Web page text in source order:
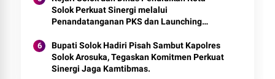
Solok Perkuat Sinergi melalui
Penandatanganan PKS dan Launching
Bupati Solok Hadiri Pisah Sambut Kapolres
Solok Arosuka, Tegaskan Komitmen Perkuat
Sinergi Jaga Kamtibmas.